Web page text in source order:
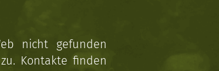
nicht gefunden
Kontakte finden